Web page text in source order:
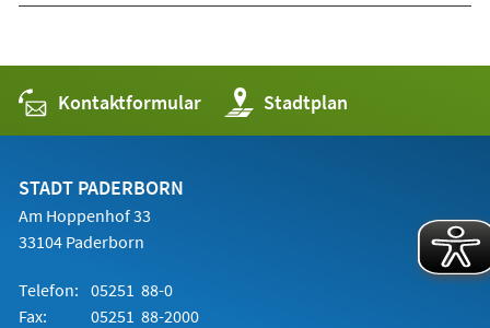
Kontaktformular Stadtplan
(Öffnet
in
einem
STADT PADERBORN
Am Hoppenhof 33
33104 Paderborn
Telefon: 05251 88-0
Fax:
05251 88-2000